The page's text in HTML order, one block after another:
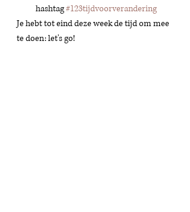
hashtag #123tijdvoorverandering
Je hebt tot eind deze week de tijd om mee
te doen: let's go!